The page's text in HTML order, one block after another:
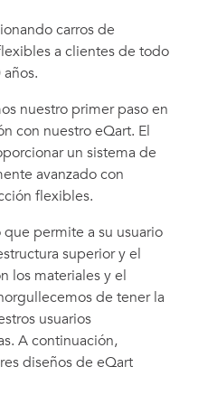
carros de
a clientes de todo
nuestro primer paso en
con nuestro eQart. El
un sistema de
avanzado con
flexibles.
permite a su usuario
superior y el
los materiales y el
de tener la
usuarios
A continuación,
diseños de eQart